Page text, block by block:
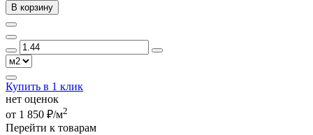
В корзину
Купить в 1 клик
нет оценок
от 1 850 ₽/м2
Перейти к товарам